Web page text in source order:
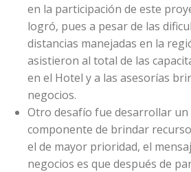
en la participación de este
logró, pues a pesar de las
distancias manejadas en la
asistieron al total de las
en el Hotel y a las asesorías
negocios.
Otro desafío fue desarrollar
componente de brindar
el de mayor prioridad, el
negocios es que después de